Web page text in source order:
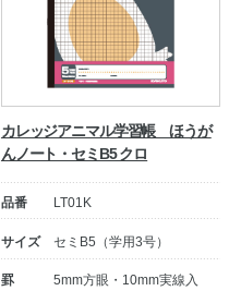
カレッジアニマル学習帳 ほうが
んノート・セミB5 クロ
品番 LT01K
サイズ セミB5（学用3号）
罫
5mm方眼・10mm実線入